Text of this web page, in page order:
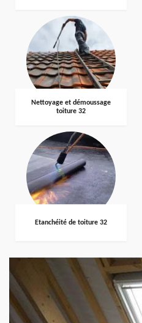
Nettoyage et démoussage
toiture 32
Etanchéité de toiture 32